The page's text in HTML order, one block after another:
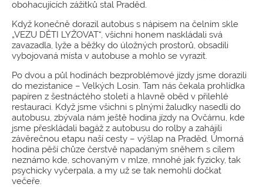
obohacujících zážitků stal Praděd.
Když konečně dorazil autobus s nápisem na čelním skle
„VEZU DĚTI LYŽOVAT“, všichni honem naskládali svá
zavazadla, lyže a běžky do úložných prostorů, obsadili
vybojovaná místa v autobuse a mohlo se vyrazit.
Po dvou a půl hodinách bezproblémové jízdy jsme dorazili
do mezistanice – Velkých Losin. Tam nás čekala prohlídka
papíren z šestnáctého století a hlavně oběd v přilehlé
restauraci. Když jsme všichni s plnými žaludky nasedli do
autobusu, zbývala nám ještě hodina jízdy na Ovčárnu, kde
jsme přeskládali bagáž z autobusu do rolby a zahájili
závěrečnou etapu naší cesty – výšlap na Praděd. Úmorná
hodina pěší chůze čerstvě napadaným sněhem s cílem
neznámo kde, schovaným v mlze, mnohé jak fyzicky, tak
psychicky vyčerpala, a my už se tak nemohli dočkat
večeře.